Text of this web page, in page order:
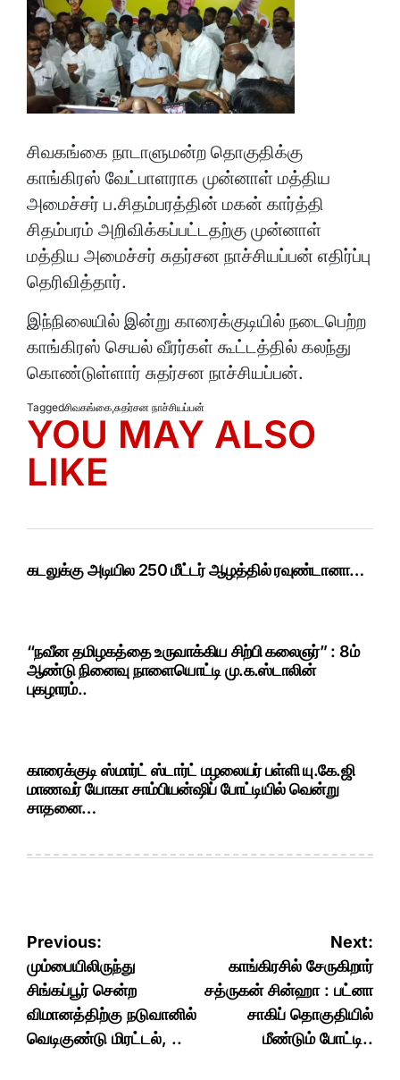
சிவகங்கை நாடாளுமன்ற தொகுதிக்கு
காங்கிரஸ் வேட்பாளராக முன்னாள் மத்திய
அமைச்சர் ப.சிதம்பரத்தின் மகன் கார்த்தி
சிதம்பரம் அறிவிக்கப்பட்டதற்கு முன்னாள்
மத்திய அமைச்சர் சுதர்சன நாச்சியப்பன் எதிர்ப்பு
தெரிவித்தார்.
இந்நிலையில் இன்று காரைக்குடியில் நடைபெற்ற
காங்கிரஸ் செயல் வீரர்கள் கூட்டத்தில் கலந்து
கொண்டுள்ளார் சுதர்சன நாச்சியப்பன்.
Taggedசிவகங்கை,சுதர்சன நாச்சியப்பன்
YOU MAY ALSO
LIKE
கடலுக்கு அடியில 250 மீட்டர் ஆழத்தில் ரவுண்டானா…
“நவீன தமிழகத்தை உருவாக்கிய சிற்பி கலைஞர்” : 8ம்
ஆண்டு நினைவு நாளையொட்டி மு.க.ஸ்டாலின்
புகழாரம்..
காரைக்குடி ஸ்மார்ட் ஸ்டார்ட் மழலையர் பள்ளி யு.கே.ஜி
மாணவர் யோகா சாம்பியன்ஷிப் போட்டியில் வென்று
சாதனை…
Post
navigation
Previous:
மும்பையிலிருந்து
சிங்கப்பூர் சென்ற
விமானத்திற்கு நடுவானில்
வெடிகுண்டு மிரட்டல், ..
Next:
காங்கிரசில் சேருகிறார்
சத்ருகன் சின்ஹா : பட்னா
சாகிப் தொகுதியில்
மீண்டும் போட்டி..